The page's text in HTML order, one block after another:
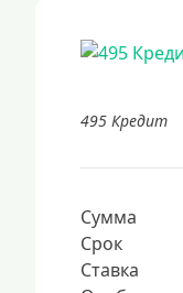
495 Кредит
Сумма
Срок
Ставка